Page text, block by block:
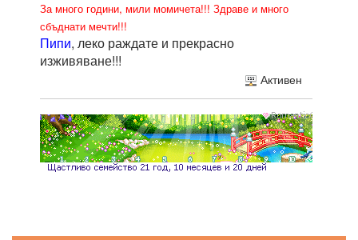
За много години, мили момичета!!! Здраве и много
сбъднати мечти!!!
Пипи, леко раждате и прекрасно
изживяване!!!
Активен